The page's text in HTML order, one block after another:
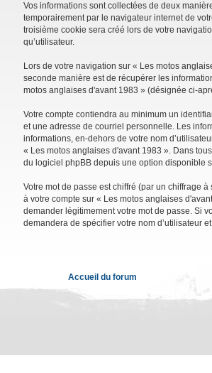
Vos informations sont collectées de deux
temporairement par le navigateur internet de
troisième cookie sera créé lors de votre
qu’utilisateur.
Lors de votre navigation sur « Les motos
seconde manière est de récupérer les
motos anglaises d'avant 1983 » (désignée ci-
Votre compte contiendra au minimum un
et une adresse de courriel personnelle. Les
informations, en-dehors de votre nom
« Les motos anglaises d'avant 1983 ». Dans
du logiciel phpBB depuis une option disponible
Votre mot de passe est chiffré (par un chiffrage
à votre compte sur « Les motos anglaises
demander légitimement votre mot de passe. Si
demandera de spécifier votre nom d’utilisateur
Accueil du forum